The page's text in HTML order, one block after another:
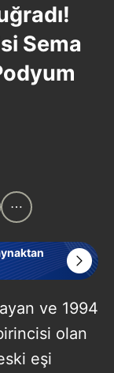
Sema
ve 1994
olan
eşi